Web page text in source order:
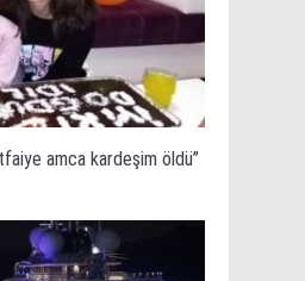
amca kardeşim öldü”